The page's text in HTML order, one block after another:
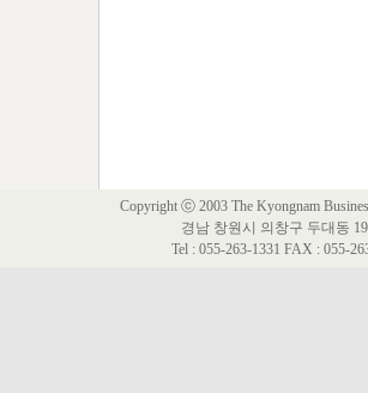
Copyright ⓒ 2003 The Kyongnam
경남 창원시 의창구 두대동
Tel : 055-263-1331 FAX : 055-